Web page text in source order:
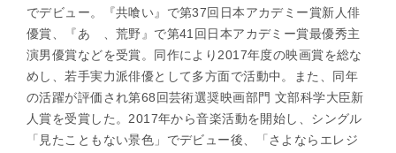
でデビュー。『共喰い』で第37回日本アカデミー賞新人俳
優賞、『あゝ、荒野』で第41回日本アカデミー賞最優秀主
演男優賞などを受賞。同作により2017年度の映画賞を総な
めし、若手実力派俳優として多方面で活動中。また、同年
の活躍が評価され第68回芸術選奨映画部門 文部科学大臣新
人賞を受賞した。2017年から音楽活動を開始し、シングル
「見たこともない景色」でデビュー後、「さよならエレジ